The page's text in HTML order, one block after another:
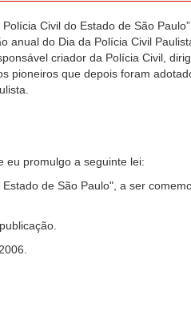
Civil do Estado de São
anual do Dia da Polícia Civil
criador da Polícia Civil,
pioneiros que depois foram
eu promulgo a seguinte lei:
de São Paulo", a ser